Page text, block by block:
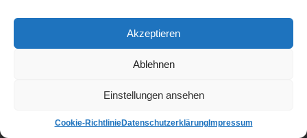
Akzeptieren
Ablehnen
Einstellungen ansehen
Cookie-RichtlinieDatenschutzerklärungImpressum
Buchempfehlung: „Akte Sylt: Tod im
Watt“, ein Nordseekrimi von Nele